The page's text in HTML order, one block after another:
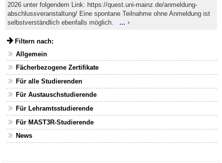
2026 unter folgendem Link: https://quest.uni-mainz.de/anmeldung-
abschlussveranstaltung/ Eine spontane Teilnahme ohne Anmeldung ist
selbstverständlich ebenfalls möglich....
Filtern nach:
Allgemein
Fächerbezogene Zertifikate
Für alle Studierenden
Für Austauschstudierende
Für Lehramtsstudierende
Für MAST3R-Studierende
News